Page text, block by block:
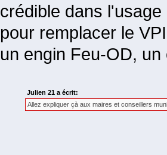
crédible dans
pour remplacer le
un engin Feu-OD,
Julien 21 a écrit:
Allez expliquer çà aux maires et conseillers